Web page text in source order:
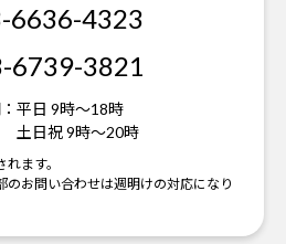
6636-4323
6739-3821
平日 9時～18時
土日祝 9時～20時
ます。
お問い合わせは週明けの対応になり